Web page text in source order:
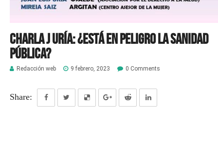
Charla J Uría: ¿Está en peligro la Sanidad
Pública?
Redacción web 9 febrero, 2023 0 Comments
Share: